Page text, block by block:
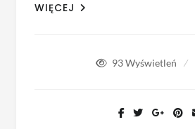
WIĘCEJ
93Wyświetleń